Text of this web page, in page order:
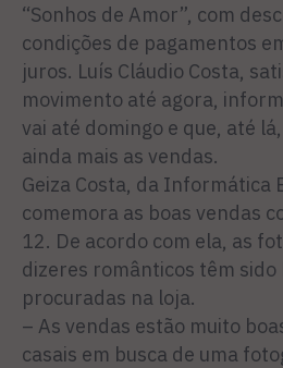
“Sonhos de Amor”, com
condições de pagamentos
juros. Luís Cláudio Costa,
movimento até agora,
vai até domingo e que, até
ainda mais as vendas.
Geiza Costa, da Informática
comemora as boas vendas
12. De acordo com ela, as
dizeres românticos têm
procuradas na loja.
– As vendas estão muito
casais em busca de uma